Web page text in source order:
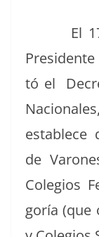
El 17
tó el
establece
de
Cole­gios
goría (que